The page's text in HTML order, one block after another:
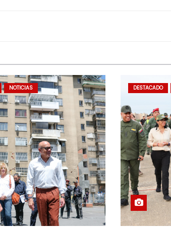
NOTICIAS DESTACADO